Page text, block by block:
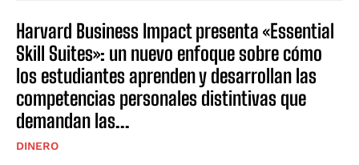
Harvard Business Impact presenta «Essential
Skill Suites»: un nuevo enfoque sobre cómo
los estudiantes aprenden y desarrollan las
competencias personales distintivas que
demandan las...
DINERO